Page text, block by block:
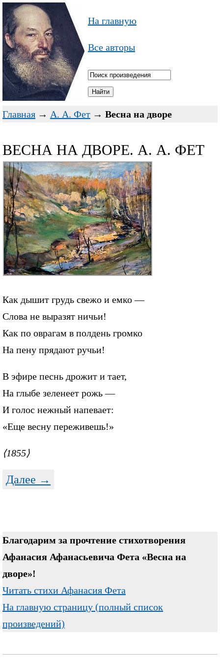
На главную
Все авторы
Главная → А. А. Фет → Весна на дворе
ВЕСНА НА ДВОРЕ. А. А. ФЕТ
Как дышит грудь свежо и емко —
Слова не выразят ничьи!
Как по оврагам в полдень громко
На пену прядают ручьи!
В эфире песнь дрожит и тает,
На глыбе зеленеет рожь —
И голос нежный напевает:
«Еще весну переживешь!»
⟨1855⟩
Далее →
Благодарим за прочтение стихотворения
Афанасия Афанасьевича Фета «Весна на
дворе»!
Читать стихи Афанасия Фета
На главную страницу (полный список
произведений)